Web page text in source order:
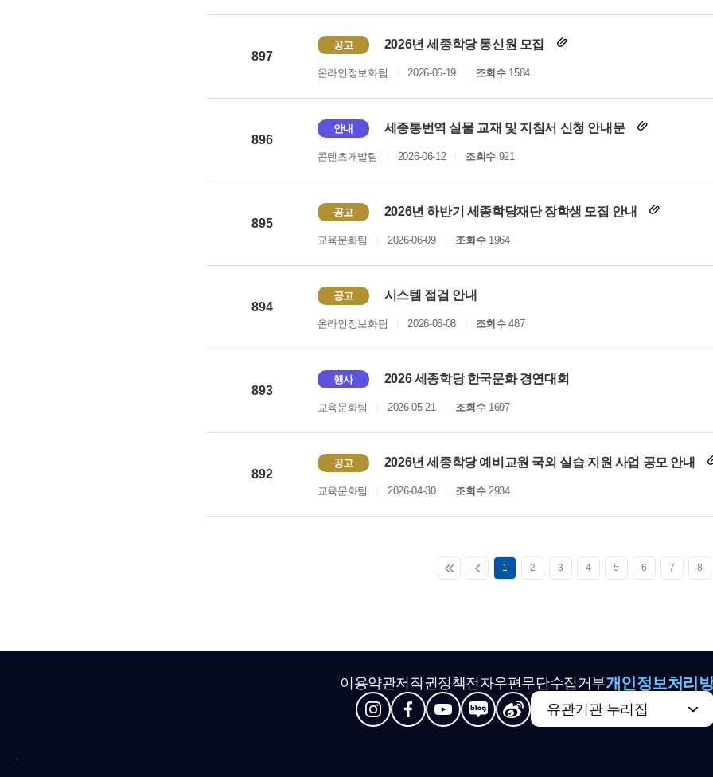
897
공고 2026년 세종학당 통신원 모집
온라인정보화팀 2026-06-19 조회수1584
896
안내 세종통번역 실물 교재 및 지침서 신청 안내문
콘텐츠개발팀 2026-06-12 조회수 921
895
공고 2026년 하반기 세종학당재단 장학생 모집 안내
교육문화팀 2026-06-09 조회수1964
894
공고 시스템 점검 안내
온라인정보화팀 2026-06-08 조회수487
893
행사 2026 세종학당 한국문화 경연대회
교육문화팀 2026-05-21 조회수1697
892
공고 2026년 세종학당 예비교원 국외 실습 지원 사업 공모 안내
교육문화팀 2026-04-30 조회수2934
1 2 3 4 5 6 7 8
이용약관저작권정책전자우편무단수집거부개인정보처리
유관기관 누리집